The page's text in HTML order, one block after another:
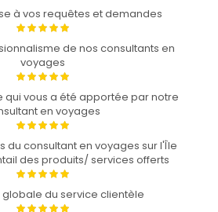
à vos requêtes et demandes
de nos consultants en
voyages
qui vous a été apportée par notre
en voyages
du consultant en voyages sur l'Île
des produits/ services offerts
globale du service clientèle